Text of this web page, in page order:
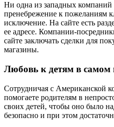
Ни одна из западных компаний
пренебрежение к пожеланиям
исключение. На сайте есть
ее адресе. Компании-
сайте заключать сделки для
магазины.
Любовь к детям в самом
Сотрудничая с Американской
помогаете родителям в
своих детей, чтобы оно было
безопасно и при этом